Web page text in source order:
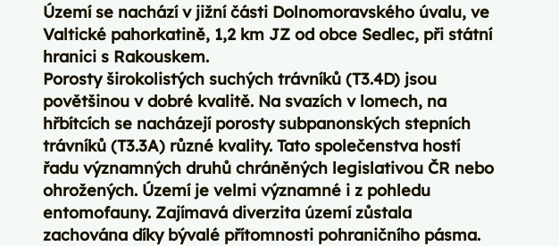
Území se nachází v jižní části Dolnomoravského úvalu, ve
Valtické pahorkatině, 1,2 km JZ od obce Sedlec, při státní
hranici s Rakouskem.
Porosty širokolistých suchých trávníků (T3.4D) jsou
povětšinou v dobré kvalitě. Na svazích v lomech, na
hřbítcích se nacházejí porosty subpanonských stepních
trávníků (T3.3A) různé kvality. Tato společenstva hostí
řadu významných druhů chráněných legislativou ČR nebo
ohrožených. Území je velmi významné i z pohledu
entomofauny. Zajímavá diverzita území zůstala
zachována díky bývalé přítomnosti pohraničního pásma.